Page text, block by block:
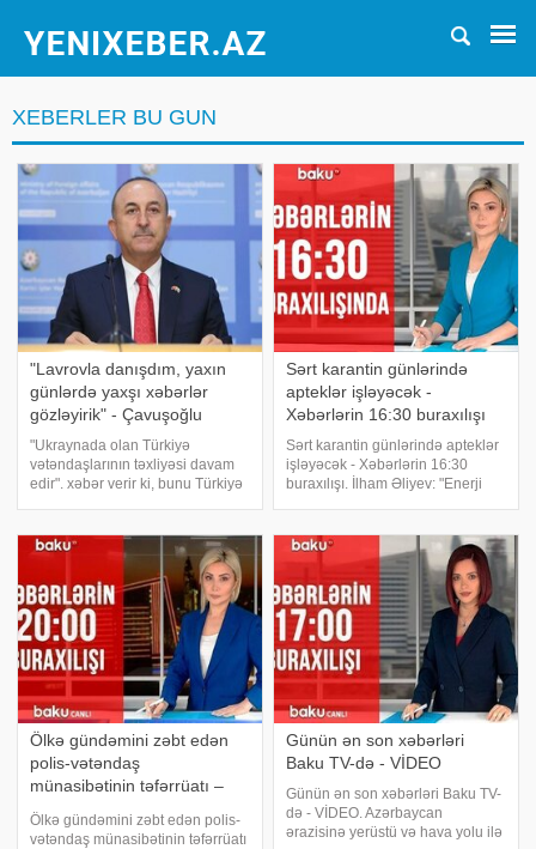
XEBERLER BU GUN
"Lavrovla danışdım, yaxın
günlərdə yaxşı xəbərlər
gözləyirik" - Çavuşoğlu
"Ukraynada olan Türkiyə
vətəndaşlarının təxliyəsi davam
edir". xəbər verir ki, bunu Türkiyə
görə, Ukraynadakı Ahıska türkləri,
Krım tatarları və digər xalqları
Sərt karantin günlərində
apteklər işləyəcək -
Xəbərlərin 16:30 buraxılışı
Sərt karantin günlərində apteklər
işləyəcək - Xəbərlərin 16:30
buraxılışı. İlham Əliyev: "Enerji
miqyasında ikinci yerdədir".
Növbəti sərt karantin rejim
Ölkə gündəmini zəbt edən
polis-vətəndaş
münasibətinin təfərrüatı –
Xəbərlərin 20:00 buraxılışı
Ölkə gündəmini zəbt edən polis-
vətəndaş münasibətinin təfərrüatı
Günün ən son xəbərləri
Baku TV-də - VİDEO
Günün ən son xəbərləri Baku TV-
də - VİDEO. Azərbaycan
ərazisinə yerüstü və hava yolu ilə